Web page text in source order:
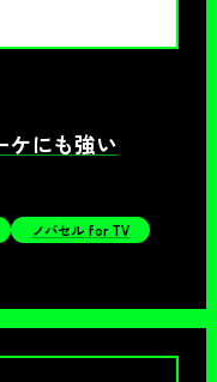
ケにも強い
ノバセル for TV